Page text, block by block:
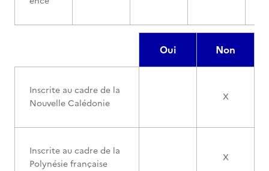
Oui Non
Inscrite au cadre de la
Nouvelle Calédonie
X
Inscrite au cadre de la
Polynésie française
X